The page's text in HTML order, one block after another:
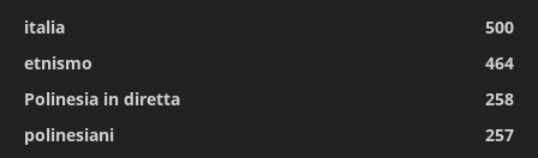
italia
500
etnismo
464
Polinesia in diretta
258
polinesiani
257